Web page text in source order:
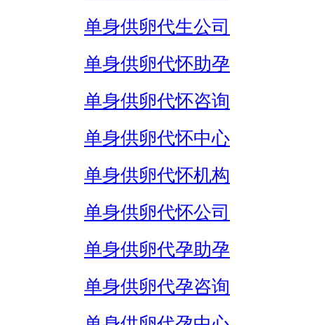
单身供卵代生公司
单身供卵代怀助孕
单身供卵代怀咨询
单身供卵代怀中心
单身供卵代怀机构
单身供卵代怀公司
单身供卵代孕助孕
单身供卵代孕咨询